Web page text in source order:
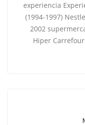
experiencia
(1994-1997)
2002
Hiper